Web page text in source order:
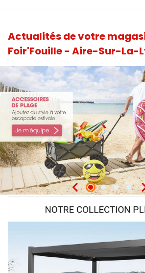
Actualités de votre
Foir'Fouille - Aire-Sur-La-